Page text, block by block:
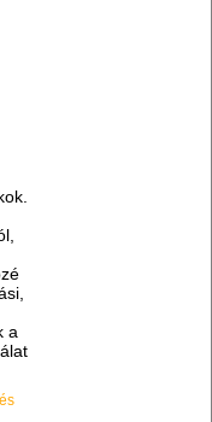
a